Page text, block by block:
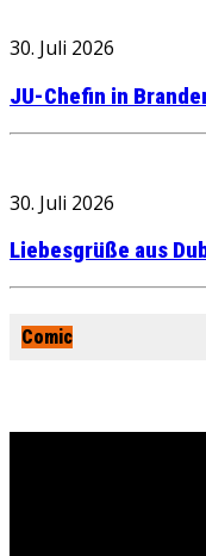
30. Juli 2026
JU-Chefin in
30. Juli 2026
Liebesgrüße aus
Comic